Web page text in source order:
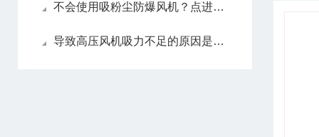
不会使用吸粉尘防爆风机？点进来照着做
导致高压风机吸力不足的原因是什么？